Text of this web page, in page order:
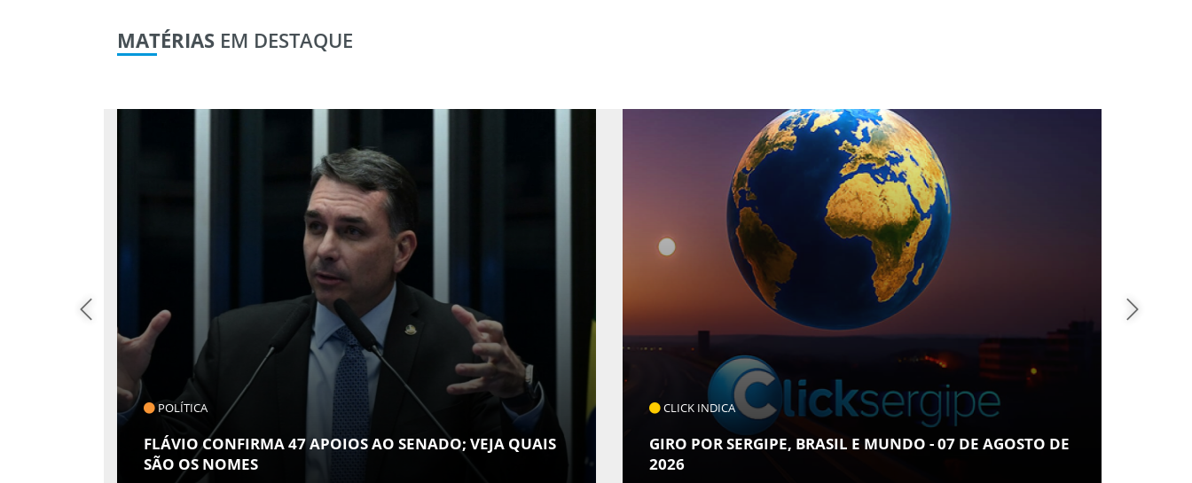
MATÉRIAS EM DESTAQUE
POLÍTICA
FLÁVIO CONFIRMA 47 APOIOS AO SENADO; VEJA QUAIS
SÃO OS NOMES
CLICK INDICA
GIRO POR SERGIPE, BRASIL E MUNDO - 07 DE AGOSTO DE
2026